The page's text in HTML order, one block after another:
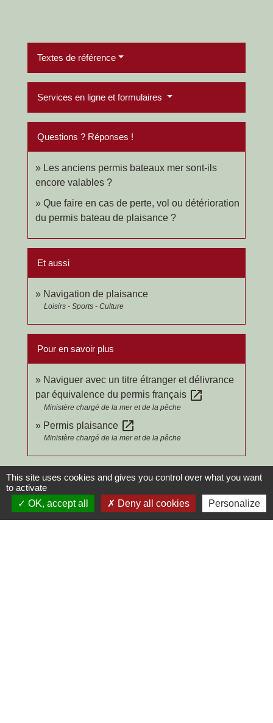
Textes de référence
Services en ligne et formulaires
Questions ? Réponses !
Les anciens permis bateaux mer sont-ils
encore valables ?
Que faire en cas de perte, vol ou détérioration
du permis bateau de plaisance ?
Et aussi
Navigation de plaisance
Loisirs - Sports - Culture
Pour en savoir plus
Naviguer avec un titre étranger et délivrance
par équivalence du permis français open_in_new
Ministère chargé de la mer et de la pêche
Permis plaisance open_in_new
Ministère chargé de la mer et de la pêche
Signaler une erreur sur cette page
This site uses cookies and gives you control over what you want
to activate
OK, accept all
Deny all cookies Personalize